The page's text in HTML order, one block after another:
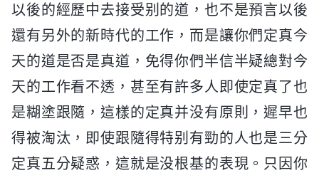
以後的經歷中去接受别的道，也不是預言以後
還有另外的新時代的工作，而是讓你們定真今
天的道是否是真道，免得你們半信半疑總對今
天的工作看不透，甚至有許多人即使定真了也
是糊塗跟隨，這樣的定真并没有原則，遲早也
得被淘汰，即使跟隨得特别有勁的人也是三分
定真五分疑惑，這就是没根基的表現。只因你